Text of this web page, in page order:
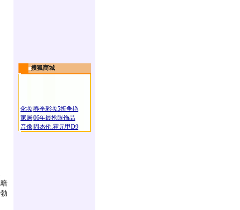
搜狐商城
化妆春季彩妆5折争艳
家居06年最抢眼饰品
音像 周杰伦:霍元甲D9